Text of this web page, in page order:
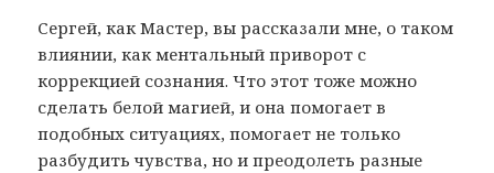
Сергей, как Мастер, вы рассказали мне, о таком
влиянии, как ментальный приворот с
коррекцией сознания. Что этот тоже можно
сделать белой магией, и она помогает в
подобных ситуациях, помогает не только
разбудить чувства, но и преодолеть разные